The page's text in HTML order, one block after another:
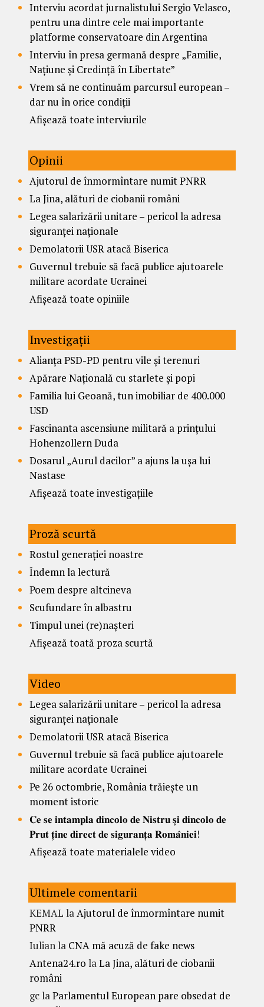
Interviu acordat jurnalistului Sergio Velasco,
pentru una dintre cele mai importante
platforme conservatoare din Argentina
Interviu în presa germană despre „Familie,
Națiune și Credință în Libertate”
Vrem să ne continuăm parcursul european –
dar nu în orice condiții
Afișează toate interviurile
Opinii
Ajutorul de înmormîntare numit PNRR
La Jina, alături de ciobanii români
Legea salarizării unitare – pericol la adresa
siguranței naționale
Demolatorii USR atacă Biserica
Guvernul trebuie să facă publice ajutoarele
militare acordate Ucrainei
Afișează toate opiniile
Investigații
Alianța PSD-PD pentru vile și terenuri
Apărare Națională cu starlete și popi
Familia lui Geoană, tun imobiliar de 400.000
USD
Fascinanta ascensiune militară a prințului
Hohenzollern Duda
Dosarul „Aurul dacilor” a ajuns la ușa lui
Nastase
Afișează toate investigațiile
Proză scurtă
Rostul generației noastre
Îndemn la lectură
Poem despre altcineva
Scufundare în albastru
Timpul unei (re)nașteri
Afișează toată proza scurtă
Video
Legea salarizării unitare – pericol la adresa
siguranței naționale
Demolatorii USR atacă Biserica
Guvernul trebuie să facă publice ajutoarele
militare acordate Ucrainei
Pe 26 octombrie, România trăiește un
moment istoric
𝐂𝐞 𝐬𝐞 𝐢𝐧𝐭𝐚𝐦𝐩𝐥𝐚 𝐝𝐢𝐧𝐜𝐨𝐥𝐨 𝐝𝐞 𝐍𝐢𝐬𝐭𝐫𝐮 𝐬̦𝐢 𝐝𝐢𝐧𝐜𝐨𝐥𝐨 𝐝𝐞
𝐏𝐫𝐮𝐭 𝐭̦𝐢𝐧𝐞 𝐝𝐢𝐫𝐞𝐜𝐭 𝐝𝐞 𝐬𝐢𝐠𝐮𝐫𝐚𝐧𝐭̦𝐚 𝐑𝐨𝐦𝐚̂𝐧𝐢𝐞𝐢!
Afișează toate materialele video
Ultimele comentarii
KEMAL laAjutorul de înmormîntare numit
PNRR
Iulianla CNA mă acuză de fake news
Antena24.ro laLa Jina, alături de ciobanii
români
gclaParlamentul European pare obsedat de